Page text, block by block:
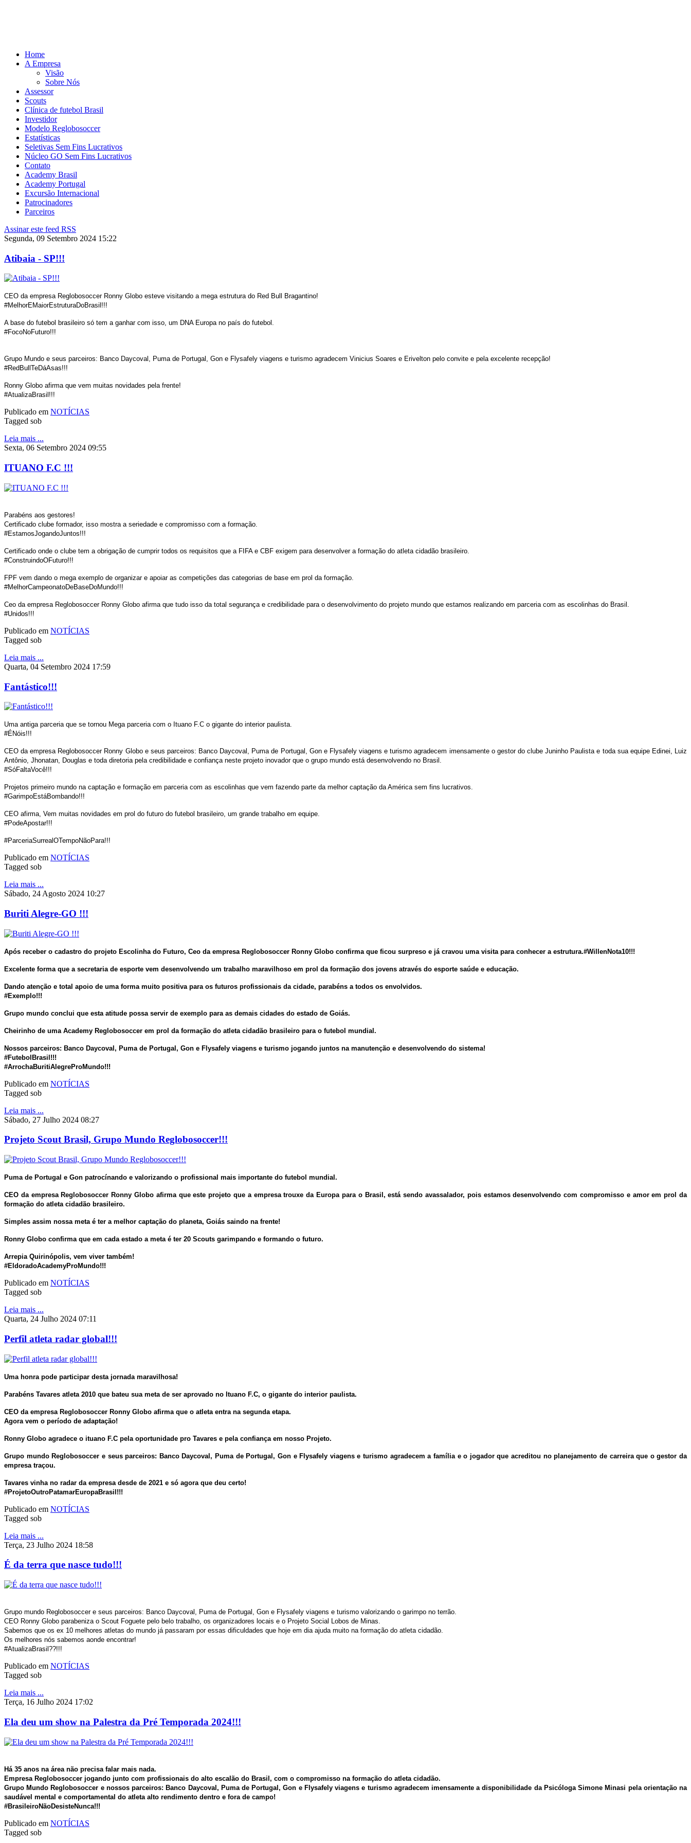
Home
A Empresa
Visão
Sobre Nós
Assessor
Scouts
Clínica de futebol Brasil
Investidor
Modelo Reglobosoccer
Estatísticas
Seletivas Sem Fins Lucrativos
Núcleo GO Sem Fins Lucrativos
Contato
Academy Brasil
Academy Portugal
Excursão Internacional
Patrocinadores
Parceiros
Assinar este feed RSS
Segunda, 09 Setembro 2024 15:22
Atibaia - SP!!!
CEO da empresa Reglobosoccer Ronny Globo esteve visitando a mega estrutura do Red Bull Bragantino!
#MelhorEMaiorEstruturaDoBrasil!!!
A base do futebol brasileiro só tem a ganhar com isso, um DNA Europa no país do futebol.
#FocoNoFuturo!!!
Grupo Mundo e seus parceiros: Banco Daycoval, Puma de Portugal, Gon e Flysafely viagens e turismo agradecem Vinicius Soares e Erivelton pelo convite e pela excelente recepção!
#RedBullTeDáAsas!!!
Ronny Globo afirma que vem muitas novidades pela frente!
#AtualizaBrasil!!!
Publicado em NOTÍCIAS
Tagged sob
Leia mais ...
Sexta, 06 Setembro 2024 09:55
ITUANO F.C !!!
Parabéns aos gestores!
Certificado clube formador, isso mostra a seriedade e compromisso com a formação.
#EstamosJogandoJuntos!!!
Certificado onde o clube tem a obrigação de cumprir todos os requisitos que a FIFA e CBF exigem para desenvolver a formação do atleta cidadão brasileiro.
#ConstruindoOFuturo!!!
FPF vem dando o mega exemplo de organizar e apoiar as competições das categorias de base em prol da formação.
#MelhorCampeonatoDeBaseDoMundo!!!
Ceo da empresa Reglobosoccer Ronny Globo afirma que tudo isso da total segurança e credibilidade para o desenvolvimento do projeto mundo que estamos realizando em parceria com as escolinhas do Brasil.
#Unidos!!!
Publicado em NOTÍCIAS
Tagged sob
Leia mais ...
Quarta, 04 Setembro 2024 17:59
Fantástico!!!
Uma antiga parceria que se tornou Mega parceria com o Ituano F.C o gigante do interior paulista.
#ÉNóis!!!
CEO da empresa Reglobosoccer Ronny Globo e seus parceiros: Banco Daycoval, Puma de Portugal, Gon e Flysafely viagens e turismo agradecem imensamente o gestor do clube Juninho Paulista e toda sua equipe Edinei, Luiz
Antônio, Jhonatan, Douglas e toda diretoria pela credibilidade e confiança neste projeto inovador que o grupo mundo está desenvolvendo no Brasil.
#SóFaltaVocê!!!
Projetos primeiro mundo na captação e formação em parceria com as escolinhas que vem fazendo parte da melhor captação da América sem fins lucrativos.
#GarimpoEstáBombando!!!
CEO afirma, Vem muitas novidades em prol do futuro do futebol brasileiro, um grande trabalho em equipe.
#PodeApostar!!!
#ParceriaSurrealOTempoNãoPara!!!
Publicado em NOTÍCIAS
Tagged sob
Leia mais ...
Sábado, 24 Agosto 2024 10:27
Buriti Alegre-GO !!!
Após receber o cadastro do projeto Escolinha do Futuro, Ceo da empresa Reglobosoccer Ronny Globo confirma que ficou surpreso e já cravou uma visita para conhecer a estrutura.#WillenNota10!!!
Excelente forma que a secretaria de esporte vem desenvolvendo um trabalho maravilhoso em prol da formação dos jovens através do esporte saúde e educação.
Dando atenção e total apoio de uma forma muito positiva para os futuros profissionais da cidade, parabéns a todos os envolvidos.
#Exemplo!!!
Grupo mundo conclui que esta atitude possa servir de exemplo para as demais cidades do estado de Goiás.
Cheirinho de uma Academy Reglobosoccer em prol da formação do atleta cidadão brasileiro para o futebol mundial.
Nossos parceiros: Banco Daycoval, Puma de Portugal, Gon e Flysafely viagens e turismo jogando juntos na manutenção e desenvolvendo do sistema!
#FutebolBrasil!!!
#ArrochaBuritiAlegreProMundo!!!
Publicado em NOTÍCIAS
Tagged sob
Leia mais ...
Sábado, 27 Julho 2024 08:27
Projeto Scout Brasil, Grupo Mundo Reglobosoccer!!!
Puma de Portugal e Gon patrocínando e valorizando o profissional mais importante do futebol mundial.
CEO da empresa Reglobosoccer Ronny Globo afirma que este projeto que a empresa trouxe da Europa para o Brasil, está sendo avassalador, pois estamos desenvolvendo com compromisso e amor em prol da
formação do atleta cidadão brasileiro.
Simples assim nossa meta é ter a melhor captação do planeta, Goiás saindo na frente!
Ronny Globo confirma que em cada estado a meta é ter 20 Scouts garimpando e formando o futuro.
Arrepia Quirinópolis, vem viver também!
#EldoradoAcademyProMundo!!!
Publicado em NOTÍCIAS
Tagged sob
Leia mais ...
Quarta, 24 Julho 2024 07:11
Perfil atleta radar global!!!
Uma honra pode participar desta jornada maravilhosa!
Parabéns Tavares atleta 2010 que bateu sua meta de ser aprovado no Ituano F.C, o gigante do interior paulista.
CEO da empresa Reglobosoccer Ronny Globo afirma que o atleta entra na segunda etapa.
Agora vem o período de adaptação!
Ronny Globo agradece o ituano F.C pela oportunidade pro Tavares e pela confiança em nosso Projeto.
Grupo mundo Reglobosoccer e seus parceiros: Banco Daycoval, Puma de Portugal, Gon e Flysafely viagens e turismo agradecem a família e o jogador que acreditou no planejamento de carreira que o gestor da
empresa traçou.
Tavares vinha no radar da empresa desde de 2021 e só agora que deu certo!
#ProjetoOutroPatamarEuropaBrasil!!!
Publicado em NOTÍCIAS
Tagged sob
Leia mais ...
Terça, 23 Julho 2024 18:58
É da terra que nasce tudo!!!
Grupo mundo Reglobosoccer e seus parceiros: Banco Daycoval, Puma de Portugal, Gon e Flysafely viagens e turismo valorizando o garimpo no terrão.
CEO Ronny Globo parabeniza o Scout Foguete pelo belo trabalho, os organizadores locais e o Projeto Social Lobos de Minas.
Sabemos que os ex 10 melhores atletas do mundo já passaram por essas dificuldades que hoje em dia ajuda muito na formação do atleta cidadão.
Os melhores nós sabemos aonde encontrar!
#AtualizaBrasil??!!!
Publicado em NOTÍCIAS
Tagged sob
Leia mais ...
Terça, 16 Julho 2024 17:02
Ela deu um show na Palestra da Pré Temporada 2024!!!
Há 35 anos na área não precisa falar mais nada.
Empresa Reglobosoccer jogando junto com profissionais do alto escalão do Brasil, com o compromisso na formação do atleta cidadão.
Grupo Mundo Reglobosoccer e nossos parceiros: Banco Daycoval, Puma de Portugal, Gon e Flysafely viagens e turismo agradecem imensamente a disponibilidade da Psicóloga Simone Minasi pela orientação na
saudável mental e comportamental do atleta alto rendimento dentro e fora de campo!
#BrasileiroNãoDesisteNunca!!!
Publicado em NOTÍCIAS
Tagged sob